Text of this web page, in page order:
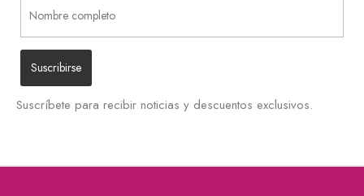
Suscríbete para recibir noticias y descuentos exclusivos.